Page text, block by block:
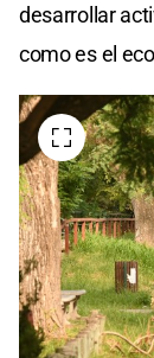
desarrollar
como es el